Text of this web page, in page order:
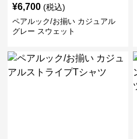
¥6,700 (税込)
ペアルック/お揃い カジュアル
グレー スウェット